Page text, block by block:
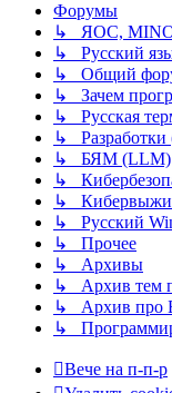
Форумы
↳ ЯОС,
↳ Русский
↳ Общий
↳ Зачем
↳ Русская
↳
↳ БЯМ (LLM)
↳
↳
↳ Русский
↳ Прочее
↳ Архивы
↳ Архив тем
↳ Архив про
↳
Вече на п-п-р